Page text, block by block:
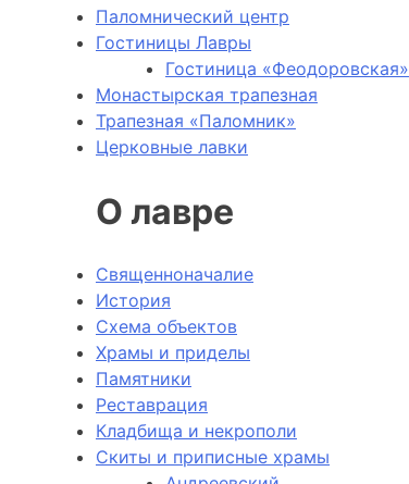
Паломнический центр
Гостиницы Лавры
Гостиница «Феодоровская»
Монастырская трапезная
Трапезная «Паломник»
Церковные лавки
О лавре
Священноначалие
История
Схема объектов
Храмы и приделы
Памятники
Реставрация
Кладбища и некрополи
Скиты и приписные храмы